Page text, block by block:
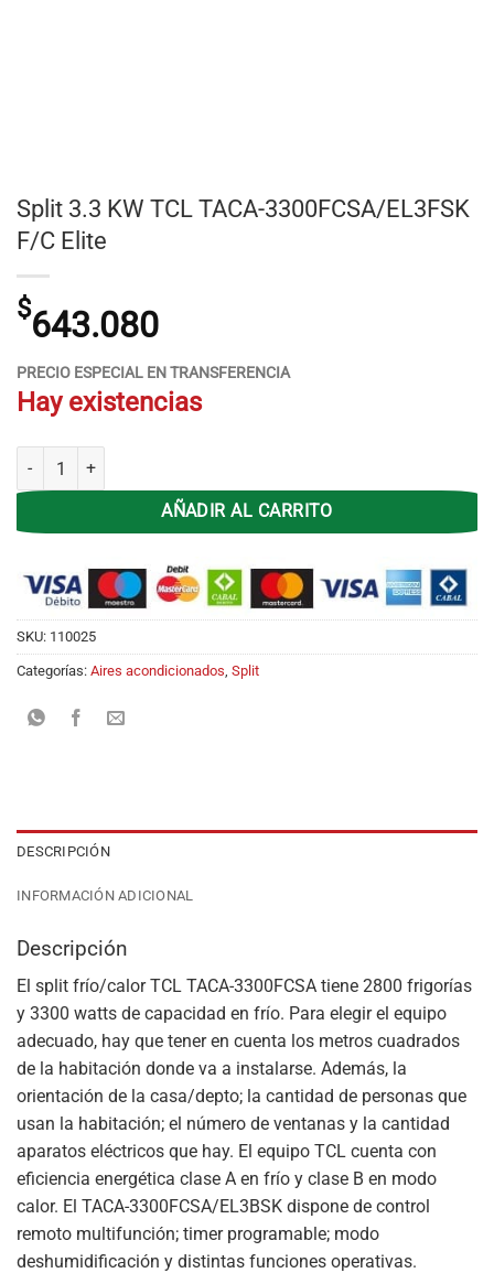
Split 3.3 KW TCL TACA-3300FCSA/EL3FSK
F/C Elite
$643.080
PRECIO ESPECIAL EN TRANSFERENCIA
Hay existencias
Split 3.3 KW TCL TACA-3300FCSA/EL3FSK F/C Elite cantidad
AÑADIR AL CARRITO
SKU: 110025
Categorías: Aires acondicionados Split
DESCRIPCIÓN
INFORMACIÓN ADICIONAL
Descripción
El split frío/calor TCL TACA-3300FCSA tiene 2800 frigorías
y 3300 watts de capacidad en frío. Para elegir el equipo
adecuado, hay que tener en cuenta los metros cuadrados
de la habitación donde va a instalarse. Además, la
orientación de la casa/depto; la cantidad de personas que
usan la habitación; el número de ventanas y la cantidad
aparatos eléctricos que hay. El equipo TCL cuenta con
eficiencia energética clase A en frío y clase B en modo
calor. El TACA-3300FCSA/EL3BSK dispone de control
remoto multifunción; timer programable; modo
deshumidificación y distintas funciones operativas.